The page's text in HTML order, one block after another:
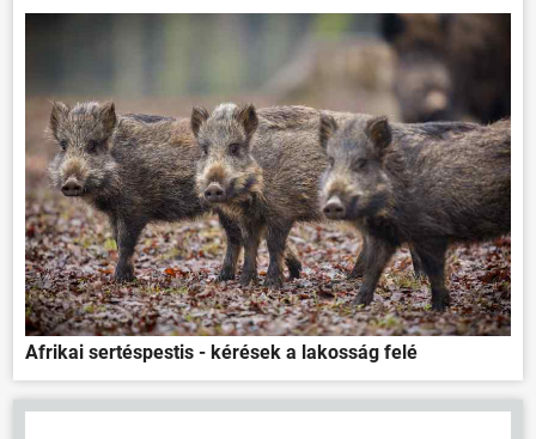
Afrikai sertéspestis - kérések a lakosság felé